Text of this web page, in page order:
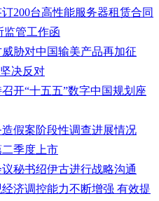
200台高性能服务器租赁合同
监管工作函
胁对中国输美产品再加征
决反对
开“十五五”数字中国规划座
假案阶段性调查进展情况
季度上市
秘书绍伊古进行战略沟通
济调控能力不断增强 有效提